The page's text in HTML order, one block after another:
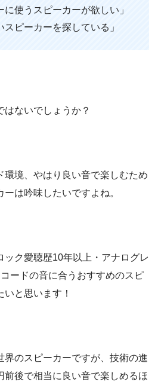
に使うスピーカーが欲しい」
スピーカーを探している」
はないでしょうか？
環境、やはり良い音で楽しむため
は吟味したいですよね。
ック愛聴歴10年以上・アナログレ
ードの音に合うおすすめのスピ
と思います！
界のスピーカーですが、技術の進
前後で相当に良い音で楽しめるほ